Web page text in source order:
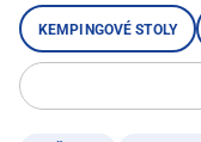
KEMPINGOVÉ STOLY